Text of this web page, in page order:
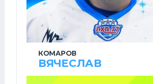
КОМАРОВ
ВЯЧЕСЛАВ